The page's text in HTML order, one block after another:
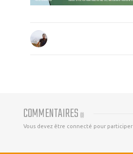
COMMENTAIRES (0)
Vous devez être connecté pour participer